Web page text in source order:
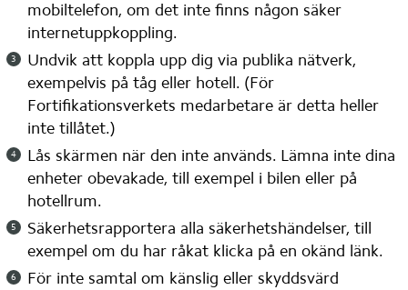
mobiltelefon, om det inte finns någon säker
internetuppkoppling.
Undvik att koppla upp dig via publika nätverk,
exempelvis på tåg eller hotell. (För
Fortifikationsverkets medarbetare är detta heller
inte tillåtet.)
Lås skärmen när den inte används. Lämna inte dina
enheter obevakade, till exempel i bilen eller på
hotellrum.
Säkerhetsrapportera alla säkerhetshändelser, till
exempel om du har råkat klicka på en okänd länk.
För inte samtal om känslig eller skyddsvärd